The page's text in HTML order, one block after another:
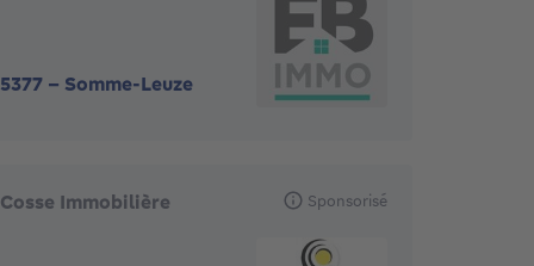
5377 - Somme-Leuze
Cosse Immobilière Sponsorisé